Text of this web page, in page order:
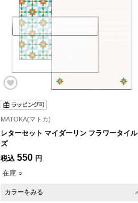
MATOKA(マトカ)
レターセット マイダーリン フラワータイル
ズ
税込 550 円
在庫 ○
カラーをみる